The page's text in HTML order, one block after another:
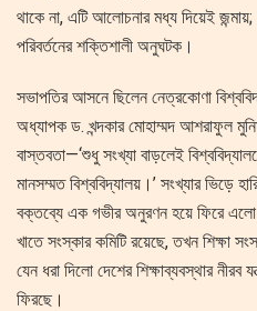
থাকে না, এটি আলোচনার মধ্য দিয়েই
পরিবর্তনের শক্তিশালী অনুঘটক।
সভাপতির আসনে ছিলেন নেত্রকোণা
অধ্যাপক ড. খন্দকার মোহাম্মদ আশরাফুল
বাস্তবতা—‘শুধু সংখ্যা বাড়লেই
মানসম্মত বিশ্ববিদ্যালয়।’ সংখ্যার ভিড়ে
বক্তব্যে এক গভীর অনুরণন হয়ে ফিরে
খাতে সংস্কার কমিটি রয়েছে, তখন শিক্ষা
যেন ধরা দিলো দেশের শিক্ষাব্যবস্থার নীরব
ফিরছে।